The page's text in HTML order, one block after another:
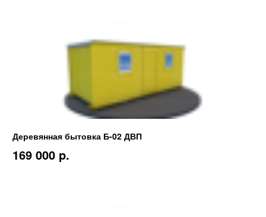
Деревянная бытовка Б-02 ДВП
169 000 p.